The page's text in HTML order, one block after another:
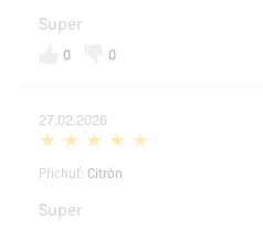
Super
0 0
27.02.2026
Příchuť: Citrón
Super